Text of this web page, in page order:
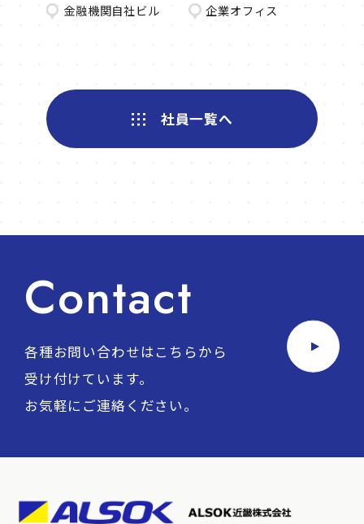
金融機関自社ビル
企業オフィス
社員一覧へ
Contact
各種お問い合わせはこちらから
受け付けています。
お気軽にご連絡ください。